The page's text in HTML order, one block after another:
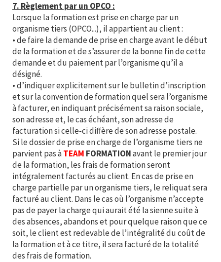
7. Règlement par un OPCO :
Lorsque la formation est prise en charge par un
organisme tiers (OPCO...), il appartient au client :
• de faire la demande de prise en charge avant le début
de la formation et de s’assurer de la bonne fin de cette
demande et du paiement par l’organisme qu’il a
désigné.
• d’indiquer explicitement sur le bulletin d’inscription
et sur la convention de formation quel sera l’organisme
à facturer, en indiquant précisément sa raison sociale,
son adresse et, le cas échéant, son adresse de
facturation si celle-ci diffère de son adresse postale.
Si le dossier de prise en charge de l’organisme tiers ne
parvient pas àTEAM FORMATIONavant le premier jour
de la formation, les frais de formation seront
intégralement facturés au client. En cas de prise en
charge partielle par un organisme tiers, le reliquat sera
facturé au client. Dans le cas où l’organisme n’accepte
pas de payer la charge qui aurait été la sienne suite à
des absences, abandons et pour quelque raison que ce
soit, le client est redevable de l’intégralité du coût de
la formation et à ce titre, il sera facturé de la totalité
des frais de formation.